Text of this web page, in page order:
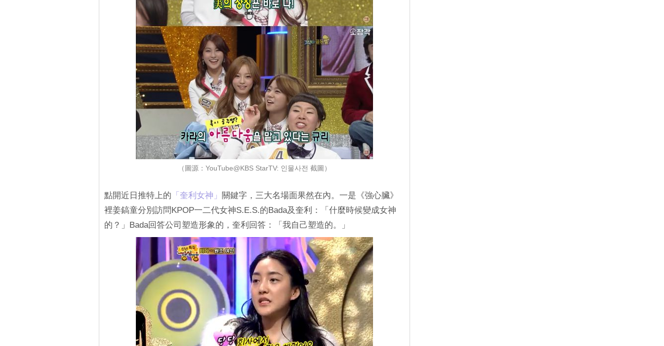
（圖源：YouTube@KBS StarTV: 인물사전 截圖）
點開近日推特上的 ‎「奎利女神」‎
關鍵字，三大名場面果然在內。一是《強心臟》
裡姜鎬童分別訪問KPOP一二代女神S.E.S.的Bada及奎利：「什麼時候變成女神
的？」Bada回答公司塑造形象的，奎利回答：「我自己塑造的。」